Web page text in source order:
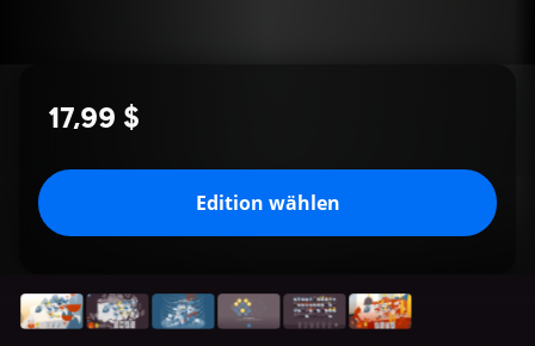
17,99 $
Edition wählen